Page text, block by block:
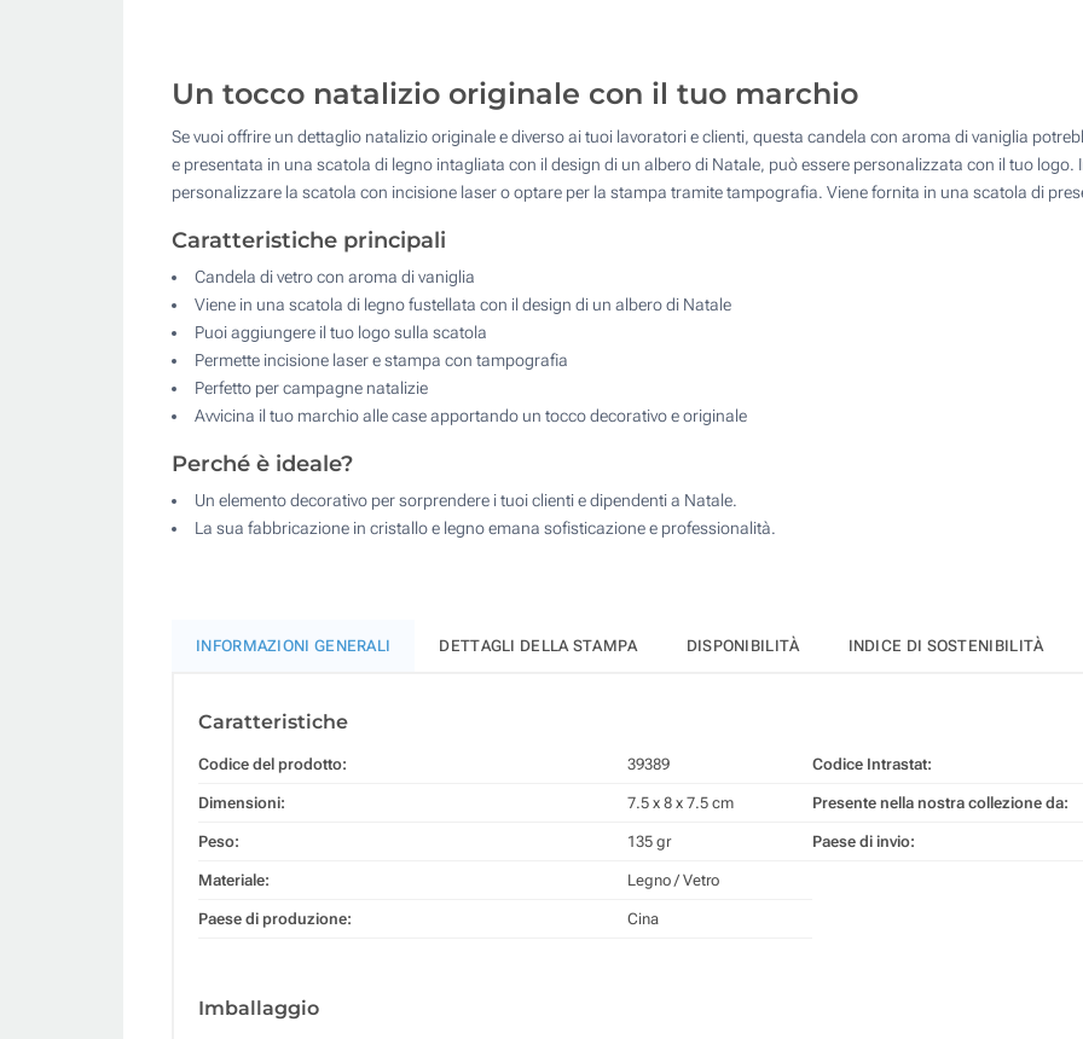
Quantità desiderata :
Aggiorna
Un tocco natalizio originale con il tuo marchio
Se vuoi offrire un dettaglio natalizio originale e diverso ai tuoi lavoratori e clienti, questa candela con aroma di vaniglia
e presentata in una scatola di legno intagliata con il design di un albero di Natale, può essere personalizzata con il tuo logo.
personalizzare la scatola con incisione laser o optare per la stampa tramite tampografia. Viene fornita in una scatola di
Caratteristiche principali
Candela di vetro con aroma di vaniglia
Viene in una scatola di legno fustellata con il design di un albero di Natale
Puoi aggiungere il tuo logo sulla scatola
Permette incisione laser e stampa con tampografia
Perfetto per campagne natalizie
Avvicina il tuo marchio alle case apportando un tocco decorativo e originale
Perché è ideale?
Un elemento decorativo per sorprendere i tuoi clienti e dipendenti a Natale.
La sua fabbricazione in cristallo e legno emana sofisticazione e professionalità.
INFORMAZIONI GENERALI DETTAGLI DELLA STAMPA DISPONIBILITÀ INDICE DI SOSTENIBILITÀ
Caratteristiche
Codice del prodotto: 39389
Dimensioni: 7.5 x 8 x 7.5 cm
Peso: 135 gr
Materiale: Legno / Vetro
Paese di produzione: Cina
Codice Intrastat:
Presente nella nostra collezione da:
Paese di invio:
Imballaggio